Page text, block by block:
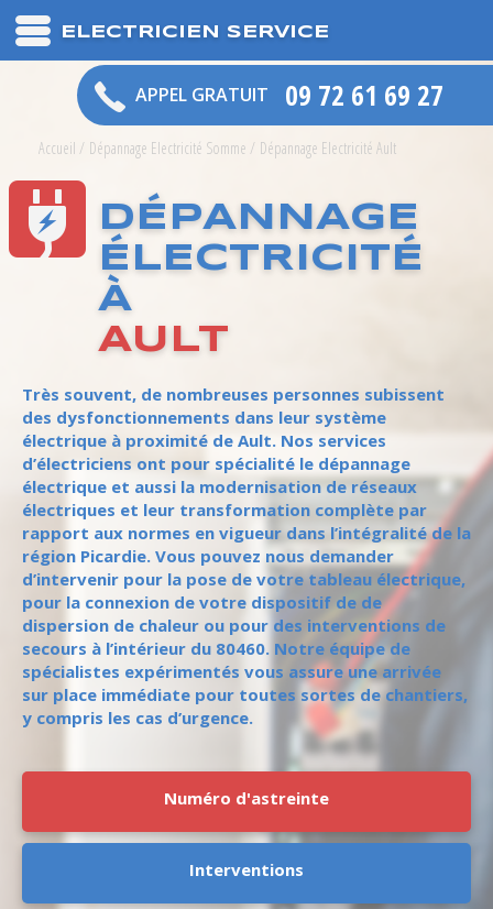
ELECTRICIEN SERVICE
APPEL GRATUIT 09 72 61 69 27
Accueil / Dépannage Electricité Somme / Dépannage Electricité Ault
DÉPANNAGE
ÉLECTRICITÉ
À
AULT
Très souvent, de nombreuses personnes subissent
des dysfonctionnements dans leur système
électrique à proximité de Ault. Nos services
d’électriciens ont pour spécialité le dépannage
électrique et aussi la modernisation de réseaux
électriques et leur transformation complète par
rapport aux normes en vigueur dans l’intégralité de la
région Picardie. Vous pouvez nous demander
d’intervenir pour la pose de votre tableau électrique,
pour la connexion de votre dispositif de de
dispersion de chaleur ou pour des interventions de
secours à l’intérieur du 80460. Notre équipe de
spécialistes expérimentés vous assure une arrivée
sur place immédiate pour toutes sortes de chantiers,
y compris les cas d’urgence.
Numéro d'astreinte
Interventions